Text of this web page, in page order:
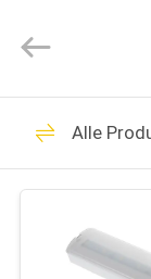
HAUS
ÜBER
Co.,Ltd.
Alle